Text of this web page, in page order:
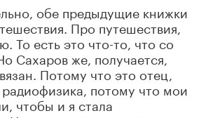
обе предыдущие книжки
Про путешествия,
То есть это что-то, что со
Сахаров же, получается,
Потому что это отец,
потому что мои
чтобы и я стала